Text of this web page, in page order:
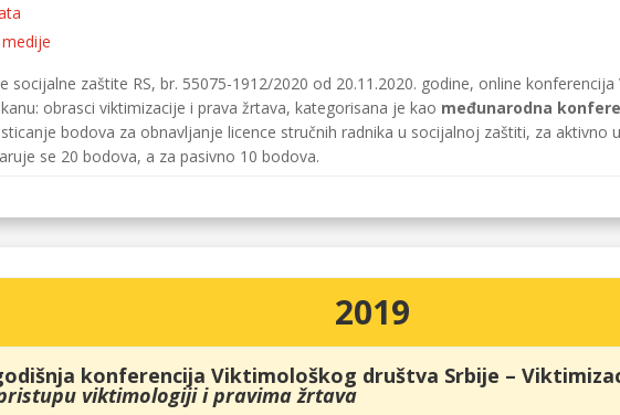
socijalne zaštite RS, br. 55075-1912/2020 od 20.11.2020. godine, online
obrasci viktimizacije i prava žrtava, kategorisana je kao međunarodna
bodova za obnavljanje licence stručnih radnika u socijalnoj zaštiti, za aktivno
se 20 bodova, a za pasivno 10 bodova.
2019
konferencija Viktimološkog društva Srbije –
viktimologiji i pravima žrtava